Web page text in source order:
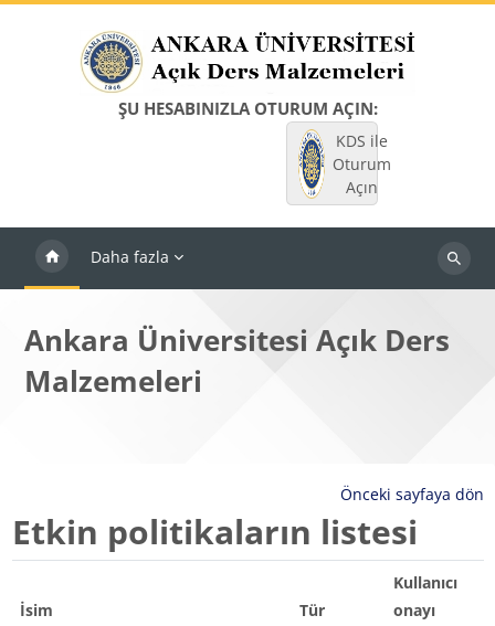
ŞU HESABINIZLA OTURUM AÇIN:
KDS ile
Oturum
Açın
Daha fazla
Dersleri
Ankara Üniversitesi Açık Ders
Malzemeleri
Önceki sayfaya dön
Etkin politikaların listesi
İsim Tür
Kullanıcı
onayı